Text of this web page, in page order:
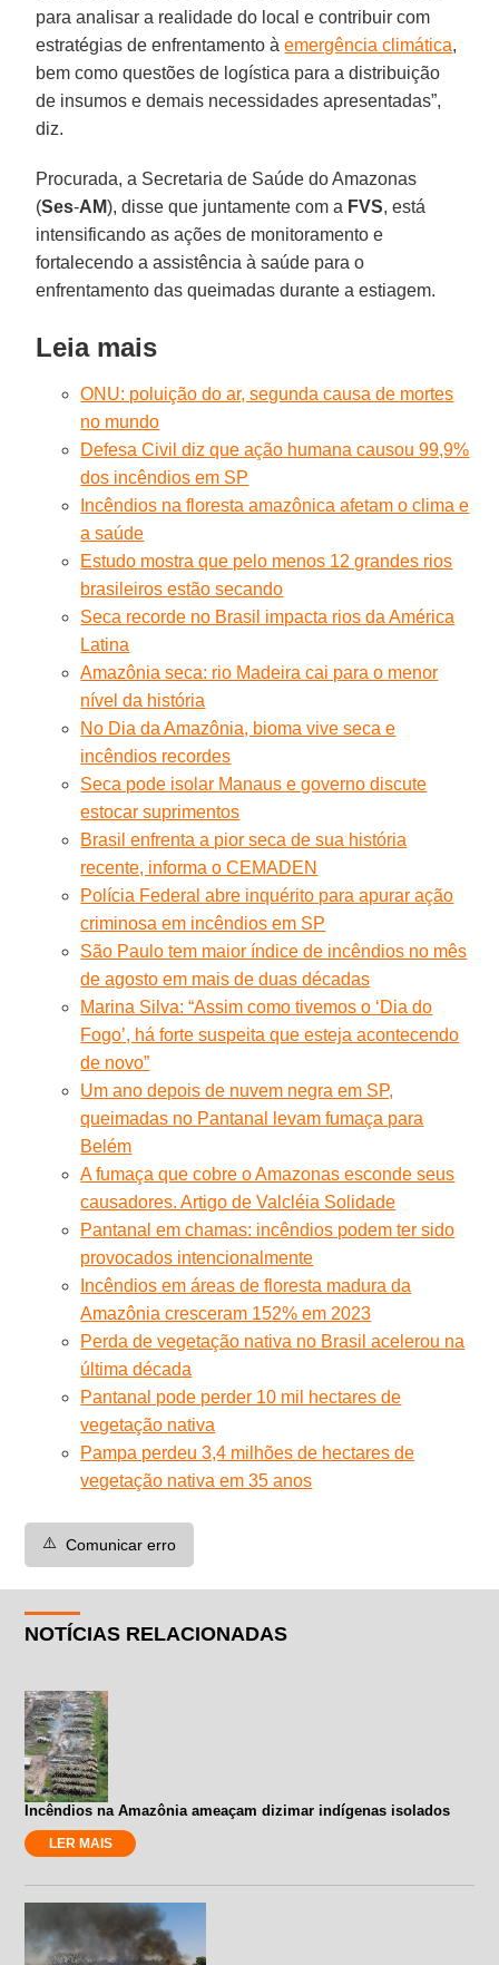
para analisar a realidade do local e contribuir com
estratégias de enfrentamento àemergência climática,
bem como questões de logística para a distribuição
de insumos e demais necessidades apresentadas”,
diz.
Procurada, a Secretaria de Saúde do Amazonas
(Ses-AM), disse que juntamente com a FVS, está
intensificando as ações de monitoramento e
fortalecendo a assistência à saúde para o
enfrentamento das queimadas durante a estiagem.
Leia mais
ONU: poluição do ar, segunda causa de mortes
no mundo
Defesa Civil diz que ação humana causou 99,9%
dos incêndios em SP
Incêndios na floresta amazônica afetam o clima e
a saúde
Estudo mostra que pelo menos 12 grandes rios
brasileiros estão secando
Seca recorde no Brasil impacta rios da América
Latina
Amazônia seca: rio Madeira cai para o menor
nível da história
No Dia da Amazônia, bioma vive seca e
incêndios recordes
Seca pode isolar Manaus e governo discute
estocar suprimentos
Brasil enfrenta a pior seca de sua história
recente, informa o CEMADEN
Polícia Federal abre inquérito para apurar ação
criminosa em incêndios em SP
São Paulo tem maior índice de incêndios no mês
de agosto em mais de duas décadas
Marina Silva: “Assim como tivemos o ‘Dia do
Fogo’, há forte suspeita que esteja acontecendo
de novo”
Um ano depois de nuvem negra em SP,
queimadas no Pantanal levam fumaça para
Belém
A fumaça que cobre o Amazonas esconde seus
causadores. Artigo de Valcléia Solidade
Pantanal em chamas: incêndios podem ter sido
provocados intencionalmente
Incêndios em áreas de floresta madura da
Amazônia cresceram 152% em 2023
Perda de vegetação nativa no Brasil acelerou na
última década
Pantanal pode perder 10 mil hectares de
vegetação nativa
Pampa perdeu 3,4 milhões de hectares de
vegetação nativa em 35 anos
⚠️ Comunicar erro
NOTÍCIAS RELACIONADAS
Incêndios na Amazônia ameaçam dizimar indígenas isolados
LER MAIS